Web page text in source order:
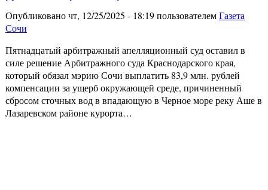
Опубликовано чт, 12/25/2025 - 18:19 пользователемГазета
Сочи
Пятнадцатый арбитражный апелляционный суд оставил в
силе решение Арбитражного суда Краснодарского края,
который обязал мэрию Сочи выплатить 83,9 млн. рублей
компенсации за ущерб окружающей среде, причиненный
сбросом сточных вод в впадающую в Черное море реку Аше в
Лазаревском районе курорта…